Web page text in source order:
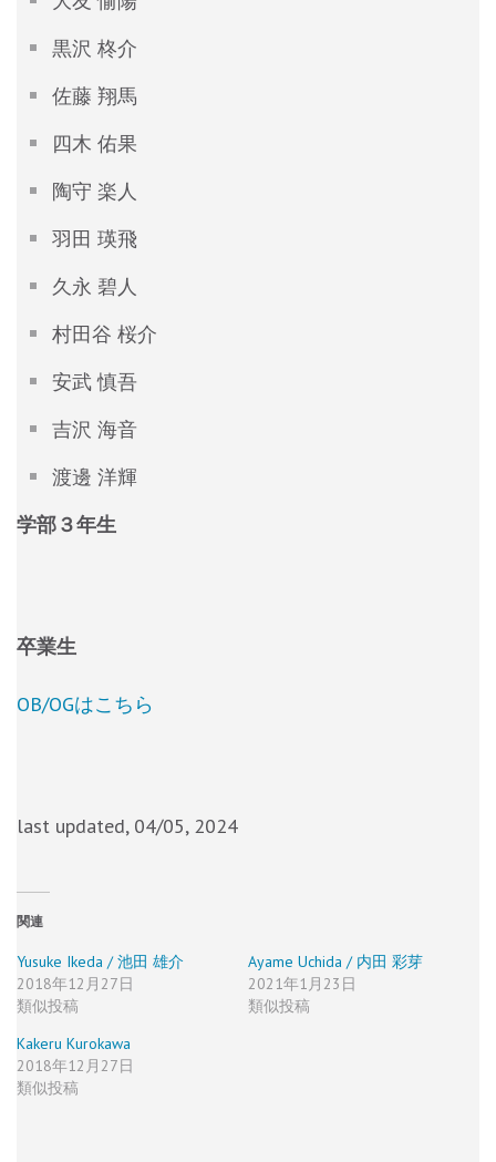
黒沢 柊介
佐藤 翔馬
四木 佑果
陶守 楽人
羽田 瑛飛
久永 碧人
村田谷 桜介
安武 慎吾
吉沢 海音
渡邊 洋輝
学部３年生
卒業生
OB/OGはこちら
last updated, 04/05, 2024
関連
Yusuke Ikeda / 池田 雄介
2018年12月27日
類似投稿
Ayame Uchida / 内田 彩芽
2021年1月23日
類似投稿
Kakeru Kurokawa
2018年12月27日
類似投稿